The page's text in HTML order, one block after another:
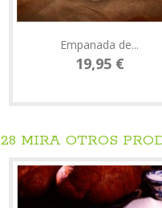
Empanada de...
19,95 €
28 MIRA OTROS